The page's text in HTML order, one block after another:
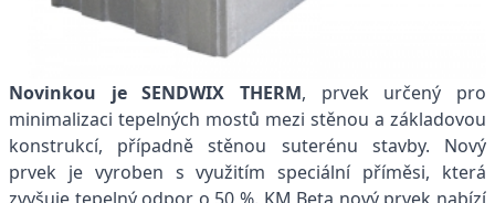
Novinkou je SENDWIX THERM, prvek určený pro
minimalizaci tepelných mostů mezi stěnou a základovou
konstrukcí, případně stěnou suterénu stavby. Nový
prvek je vyroben s využitím speciální příměsi, která